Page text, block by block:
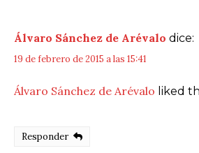
Álvaro Sánchez de Arévalo dice:
19 de febrero de 2015 a las 15:41
Álvaro Sánchez de Arévalo liked
Responder